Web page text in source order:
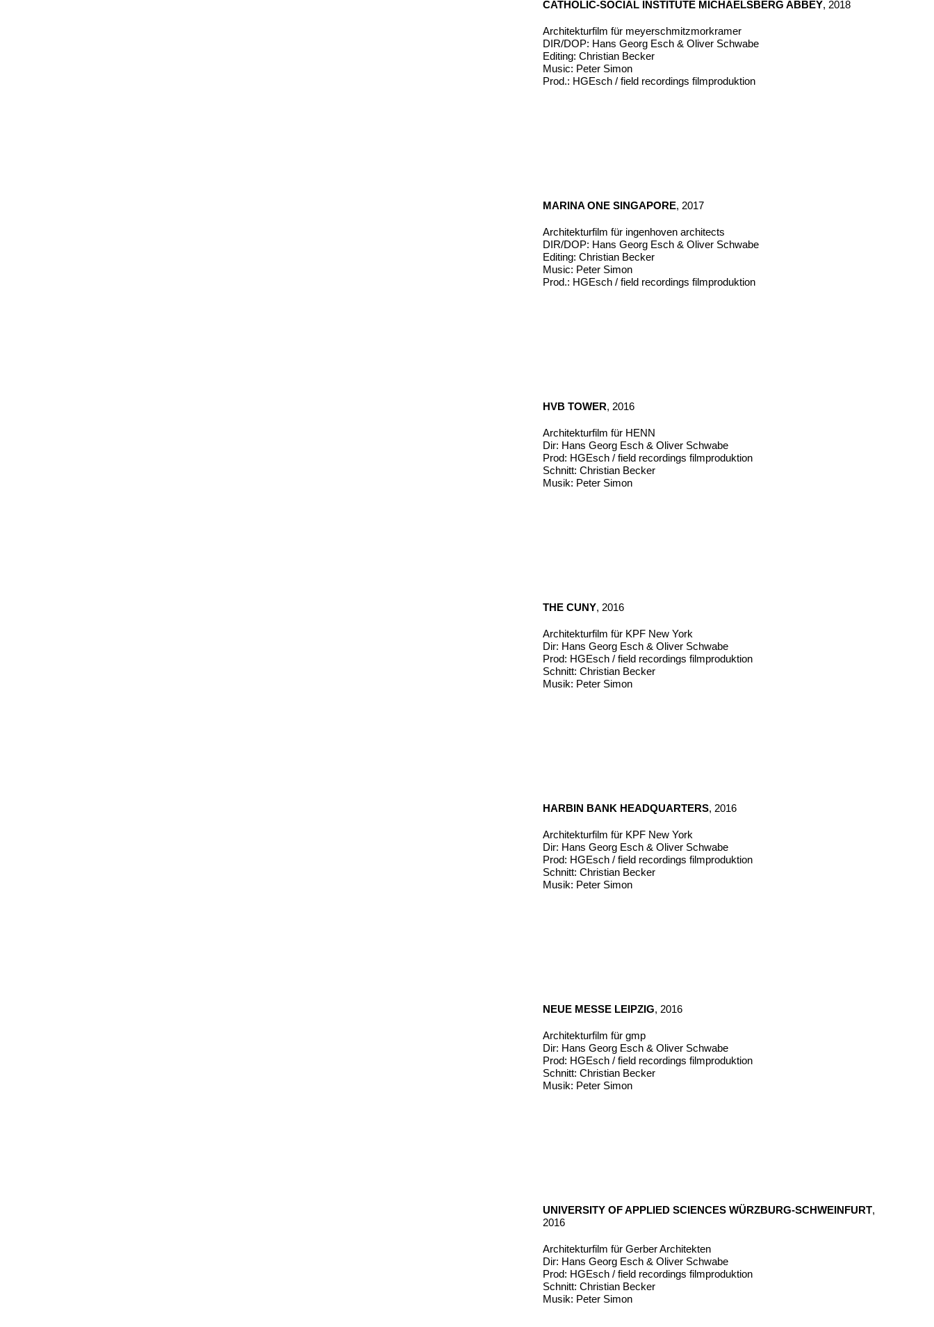
CATHOLIC-SOCIAL INSTITUTE MICHAELSBERG ABBEY, 2018
Architekturfilm für meyerschmitzmorkramer
DIR/DOP: Hans Georg Esch & Oliver Schwabe
Editing: Christian Becker
Music: Peter Simon
Prod.: HGEsch / field recordings filmproduktion
MARINA ONE SINGAPORE, 2017
Architekturfilm für ingenhoven architects
DIR/DOP: Hans Georg Esch & Oliver Schwabe
Editing: Christian Becker
Music: Peter Simon
Prod.: HGEsch / field recordings filmproduktion
HVB TOWER, 2016
Architekturfilm für HENN
Dir: Hans Georg Esch & Oliver Schwabe
Prod: HGEsch / field recordings filmproduktion
Schnitt: Christian Becker
Musik: Peter Simon
THE CUNY, 2016
Architekturfilm für KPF New York
Dir: Hans Georg Esch & Oliver Schwabe
Prod: HGEsch / field recordings filmproduktion
Schnitt: Christian Becker
Musik: Peter Simon
HARBIN BANK HEADQUARTERS, 2016
Architekturfilm für KPF New York
Dir: Hans Georg Esch & Oliver Schwabe
Prod: HGEsch / field recordings filmproduktion
Schnitt: Christian Becker
Musik: Peter Simon
NEUE MESSE LEIPZIG, 2016
Architekturfilm für gmp
Dir: Hans Georg Esch & Oliver Schwabe
Prod: HGEsch / field recordings filmproduktion
Schnitt: Christian Becker
Musik: Peter Simon
UNIVERSITY OF APPLIED SCIENCES WÜRZBURG-SCHWEINFURT,
2016
Architekturfilm für Gerber Architekten
Dir: Hans Georg Esch & Oliver Schwabe
Prod: HGEsch / field recordings filmproduktion
Schnitt: Christian Becker
Musik: Peter Simon